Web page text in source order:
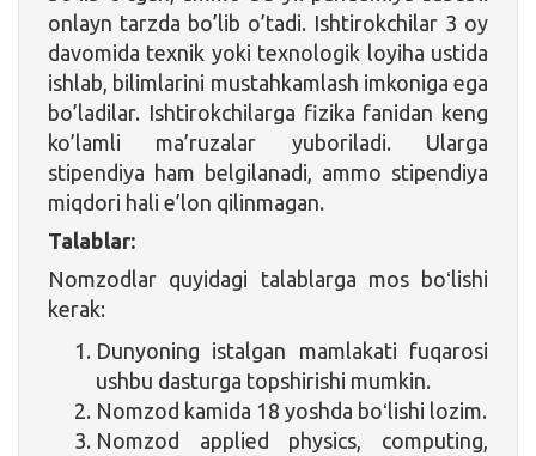
onlayn tarzda bo’lib o’tadi. Ishtirokchilar 3 oy
davomida texnik yoki texnologik loyiha ustida
ishlab, bilimlarini mustahkamlash imkoniga ega
bo’ladilar. Ishtirokchilarga fizika fanidan keng
ko’lamli ma’ruzalar yuboriladi. Ularga
stipendiya ham belgilanadi, ammo stipendiya
miqdori hali e’lon qilinmagan.
Talablar:
Nomzodlar quyidagi talablarga mos boʻlishi
kerak:
Dunyoning istalgan mamlakati fuqarosi
ushbu dasturga topshirishi mumkin.
Nomzod kamida 18 yoshda boʻlishi lozim.
Nomzod applied physics, computing,